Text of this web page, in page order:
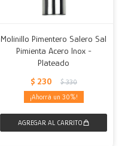
Molinillo Pimentero Salero Sal
Pimienta Acero Inox -
Plateado
$ 230 $ 330
30